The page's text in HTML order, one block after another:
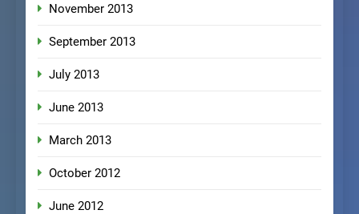
November 2013
September 2013
July 2013
June 2013
March 2013
October 2012
June 2012